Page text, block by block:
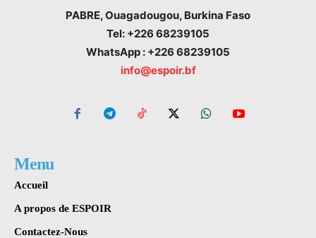
PABRE, Ouagadougou, Burkina Faso
Tel: +226 68239105
WhatsApp : +226 68239105
info@espoir.bf
Menu
Accueil
A propos de ESPOIR
Contactez-Nous